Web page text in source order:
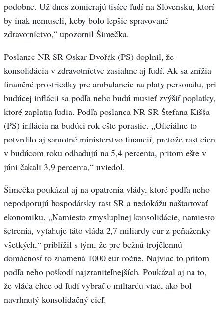
podobne. Už dnes zomierajú tisíce ľudí na Slovensku, ktorí
by inak nemuseli, keby bolo lepšie spravované
zdravotníctvo,“ upozornil Šimečka.
Poslanec NR SR Oskar Dvořák (PS) doplnil, že
konsolidácia v zdravotníctve zasiahne aj ľudí. Ak sa znížia
finančné prostriedky pre ambulancie na platy personálu, pri
budúcej inflácii sa podľa neho budú musieť zvýšiť poplatky,
ktoré zaplatia ľudia. Podľa poslanca NR SR Štefana Kišša
(PS) inflácia na budúci rok ešte porastie. „Oficiálne to
potvrdilo aj samotné ministerstvo financií, pretože rast cien
v budúcom roku odhadujú na 5,4 percenta, pritom ešte v
júni čakali 3,9 percenta,“ uviedol.
Šimečka poukázal aj na opatrenia vlády, ktoré podľa neho
nepodporujú hospodársky rast SR a nedokážu naštartovať
ekonomiku. „Namiesto zmysluplnej konsolidácie, namiesto
šetrenia, vyťahuje táto vláda 2,7 miliardy eur z peňaženky
všetkých,“ priblížil s tým, že pre bežnú trojčlennú
domácnosť to znamená 1000 eur ročne. Najviac to pritom
podľa neho poškodí najzraniteľnejších. Poukázal aj na to,
že vláda chce od ľudí vybrať o miliardu viac, ako bol
navrhnutý konsolidačný cieľ.